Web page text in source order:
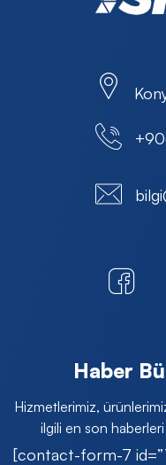
Haber
Hizmetlerimiz,
ilgili en son
[contact-form-7